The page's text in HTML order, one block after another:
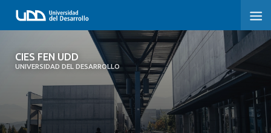
CIES FEN UDD
UNIVERSIDAD DEL DESARROLLO
CIES FEN UDD
ESTUDIOS